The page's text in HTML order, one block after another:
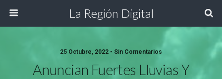
La Región Digital
25 Octubre, 2022 • Sin Comentarios
Anuncian Fuertes Lluvias Y